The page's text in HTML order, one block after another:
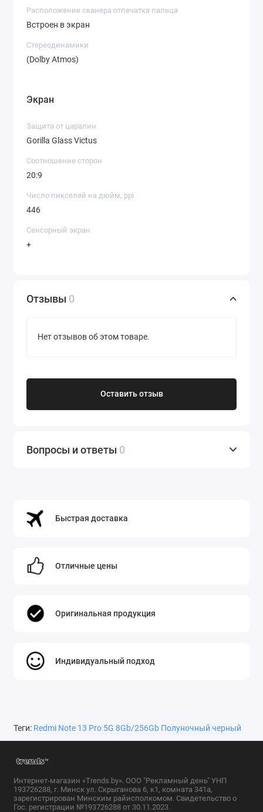
Расположение сканера отпечатка пальца
Встроен в экран
Стереодинамики
(Dolby Atmos)
Экран
Защита от царапин
Gorilla Glass Victus
Соотношение сторон
20:9
Число пикселей на дюйм, ppi
446
Сенсорный экран
+
Отзывы 0
Нет отзывов об этом товаре.
Оставить отзыв
Вопросы и ответы 0
Быстрая доставка
Отличные цены
Оригинальная продукция
Индивидуальный подход
Теги: Redmi Note 13 Pro 5G 8Gb/256Gb Полуночный черный
Интернет-магазин «Trends.by». ООО "Рекламный день" УНП
193726288, г. Минск ул. Скрыганова 6, к1, комната 341а,
зарегистрирован Минским райисполкомом. Свидетельство о
Гос. регистрации №193726288 от 30.11.2023.